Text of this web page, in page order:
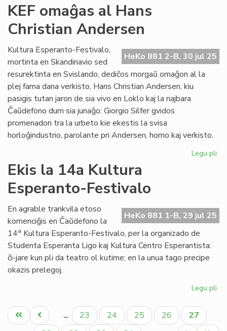
KEF omaĝas al Hans
Christian Andersen
HeKo 881 2-B, 30 jul 25
Kultura Esperanto-Festivalo,
mortinta en Skandinavio sed
resurektinta en Svislando, dediĉos morgaŭ omaĝon al la
plej fama dana verkisto, Hans Christian Andersen, kiu
pasigis tutan jaron de sia vivo en Loklo kaj la najbara
Ĉaŭdefono dum sia junaĝo: Giorgio Silfer gvidos
promenadon tra la urbeto kie ekestis la svisa
horloĝindustrio, parolante pri Andersen, homo kaj verkisto.
Legu pli
Ekis la 14a Kultura
Esperanto-Festivalo
HeKo 881 1-B, 29 jul 25
En agrable trankvila etoso
komenciĝis en Ĉaŭdefono la
14a Kultura Esperanto-Festivalo, per la organizado de
Studenta Esperanta Ligo kaj Kultura Centro Esperantista:
ĉi-jare kun pli da teatro ol kutime; en la unua tago precipe
okazis prelegoj.
Legu pli
Pagination
Unua
paĝo
Antaŭa
paĝo
… Paĝo
23 Paĝo
24 Paĝo
25 Paĝo
26
Aktuala
paĝo
27